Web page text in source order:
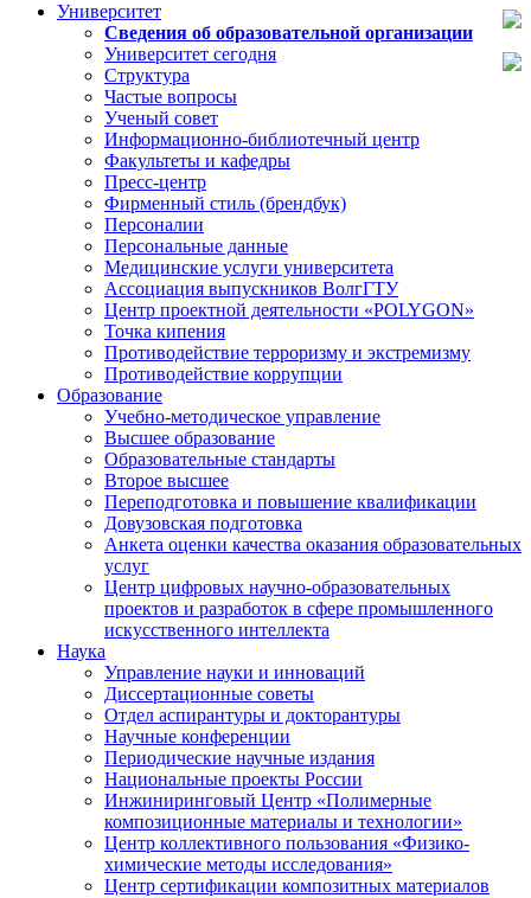
Университет
Сведения об образовательной организации
Университет сегодня
Структура
Частые вопросы
Ученый совет
Информационно-библиотечный центр
Факультеты и кафедры
Пресс-центр
Фирменный стиль (брендбук)
Персоналии
Персональные данные
Медицинские услуги университета
Ассоциация выпускников ВолгГТУ
Центр проектной деятельности «POLYGON»
Точка кипения
Противодействие терроризму и экстремизму
Противодействие коррупции
Образование
Учебно-методическое управление
Высшее образование
Образовательные стандарты
Второе высшее
Переподготовка и повышение квалификации
Довузовская подготовка
Анкета оценки качества оказания образовательных
услуг
Центр цифровых научно-образовательных
проектов и разработок в сфере промышленного
искусственного интеллекта
Наука
Управление науки и инноваций
Диссертационные советы
Отдел аспирантуры и докторантуры
Научные конференции
Периодические научные издания
Национальные проекты России
Инжиниринговый Центр «Полимерные
композиционные материалы и технологии»
Центр коллективного пользования «Физико-
химические методы исследования»
Центр сертификации композитных материалов